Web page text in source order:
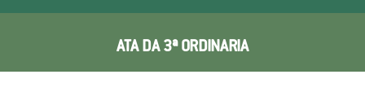
ATA DA 3ª ORDINARIA